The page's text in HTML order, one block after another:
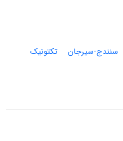
سنندج-سیرجان
تکتونیک